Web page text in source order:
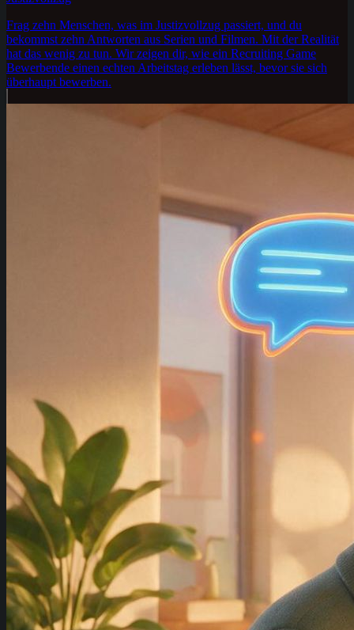
Frag zehn Menschen, was im Justizvollzug passiert, und du
bekommst zehn Antworten aus Serien und Filmen. Mit der Realität
hat das wenig zu tun. Wir zeigen dir, wie ein Recruiting Game
Bewerbende einen echten Arbeitstag erleben lässt, bevor sie sich
überhaupt bewerben.